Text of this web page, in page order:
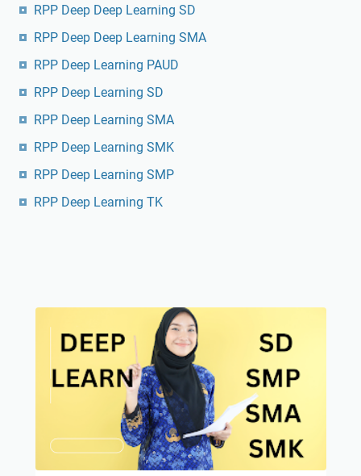
RPP Deep Deep Learning SD
RPP Deep Deep Learning SMA
RPP Deep Learning PAUD
RPP Deep Learning SD
RPP Deep Learning SMA
RPP Deep Learning SMK
RPP Deep Learning SMP
RPP Deep Learning TK